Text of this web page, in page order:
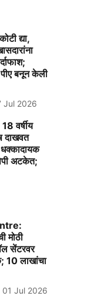
द्या,
पीए बनून केली
Jul 2026
वर्षीय
दाखवत
अटकेत;
मोठी
सेंटरवर
10 लाखांचा
01 Jul 2026